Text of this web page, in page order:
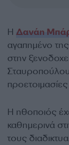
Η Δανάη
αγαπημένο
στην
Η ηθοποιός
καθημερινά
τους